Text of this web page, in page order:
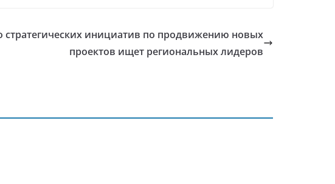
стратегических инициатив по продвижению новых
проектов ищет региональных лидеров